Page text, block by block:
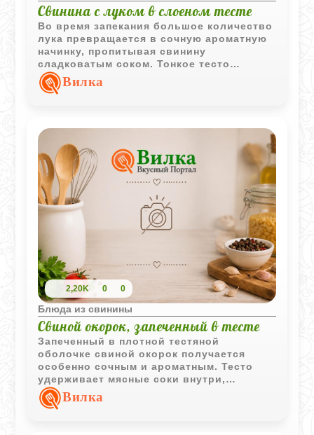
Свинина с луком в слоеном тесте
Во время запекания большое количество
лука превращается в сочную ароматную
начинку, пропитывая свинину
сладковатым соком. Тонкое тесто
удерживает все ароматы внутри и
становится румяным и хрустящим.
Вилка
2,20K 0 0
Блюда из свинины
Свиной окорок, запеченный в тесте
Запеченный в плотной тестяной
оболочке свиной окорок получается
особенно сочным и ароматным. Тесто
удерживает мясные соки внутри,
благодаря чему свинина остается мягкой
даже после длительного запекания.
Вилка